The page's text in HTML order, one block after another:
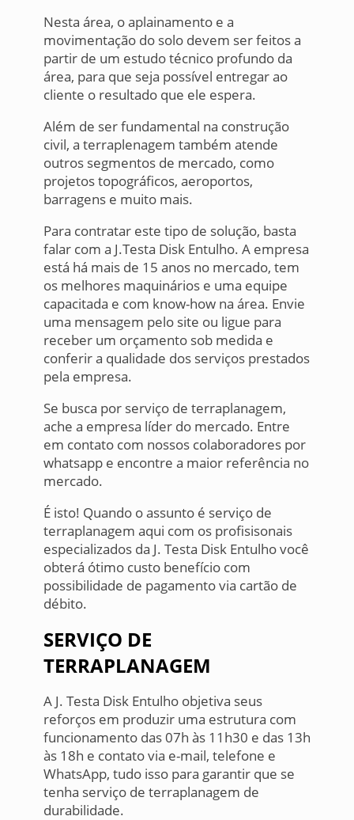
Nesta área, o aplainamento e a
movimentação do solo devem ser feitos a
partir de um estudo técnico profundo da
área, para que seja possível entregar ao
cliente o resultado que ele espera.
Além de ser fundamental na construção
civil, a terraplenagem também atende
outros segmentos de mercado, como
projetos topográficos, aeroportos,
barragens e muito mais.
Para contratar este tipo de solução, basta
falar com a J.Testa Disk Entulho. A empresa
está há mais de 15 anos no mercado, tem
os melhores maquinários e uma equipe
capacitada e com know-how na área. Envie
uma mensagem pelo site ou ligue para
receber um orçamento sob medida e
conferir a qualidade dos serviços prestados
pela empresa.
Se busca por serviço de terraplanagem,
ache a empresa líder do mercado. Entre
em contato com nossos colaboradores por
whatsapp e encontre a maior referência no
mercado.
É isto! Quando o assunto é serviço de
terraplanagem aqui com os profisisonais
especializados da J. Testa Disk Entulho você
obterá ótimo custo benefício com
possibilidade de pagamento via cartão de
débito.
SERVIÇO DE
TERRAPLANAGEM
A J. Testa Disk Entulho objetiva seus
reforços em produzir uma estrutura com
funcionamento das 07h às 11h30 e das 13h
às 18h e contato via e-mail, telefone e
WhatsApp, tudo isso para garantir que se
tenha serviço de terraplanagem de
durabilidade.